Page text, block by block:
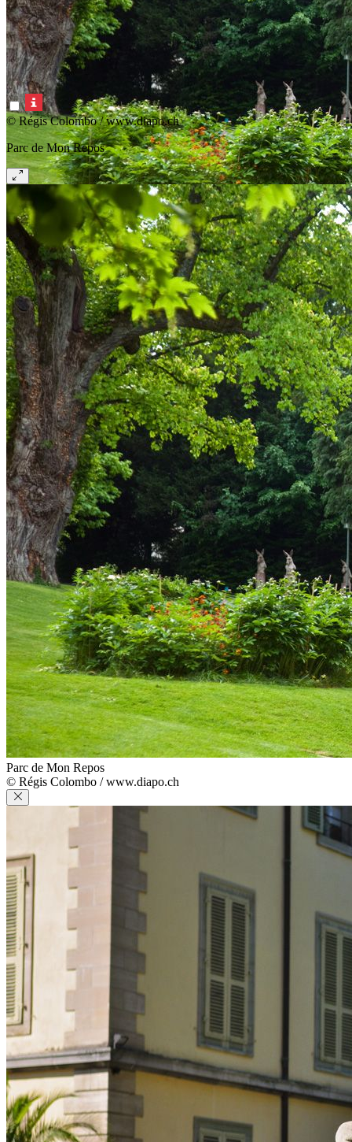
© Régis Colombo / www.diapo.ch
Parc de Mon Repos
Parc de Mon Repos
© Régis Colombo / www.diapo.ch